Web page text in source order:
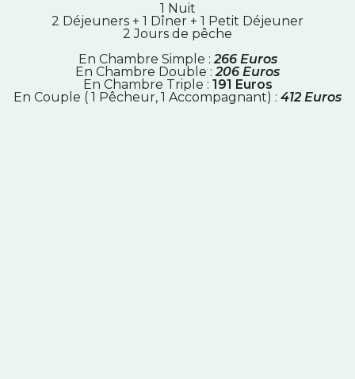
1 Nuit
2 Déjeuners + 1 Dîner + 1 Petit Déjeuner
2 Jours de pêche
En Chambre Simple :266 Euros
En Chambre Double :206 Euros
En Chambre Triple : 191 Euros
En Couple ( 1 Pêcheur, 1 Accompagnant) : 412 Euros